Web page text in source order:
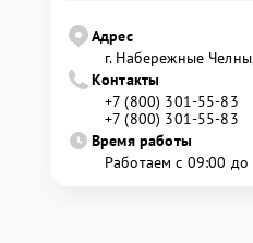
Адрес
г. Набережные
Контакты
+7 (800) 301-55-83
+7 (800) 301-55-83
Время работы
Работаем с 09:00 до